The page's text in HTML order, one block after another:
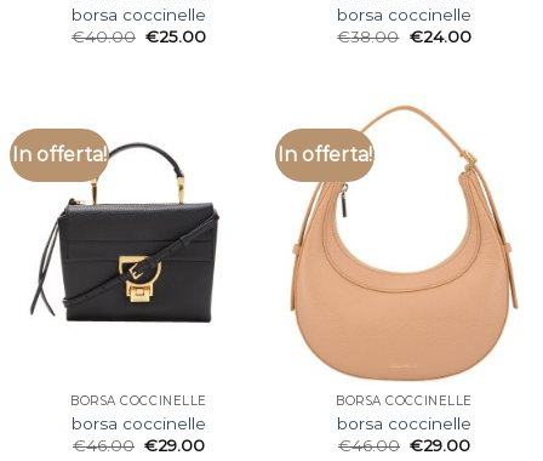
borsa coccinelle
€40.00 €25.00
borsa coccinelle
€38.00 €24.00
In offerta!
BORSA COCCINELLE
borsa coccinelle
€46.00 €29.00
In offerta!
BORSA COCCINELLE
borsa coccinelle
€46.00 €29.00